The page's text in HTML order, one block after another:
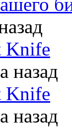
Knife
назад
Knife
назад